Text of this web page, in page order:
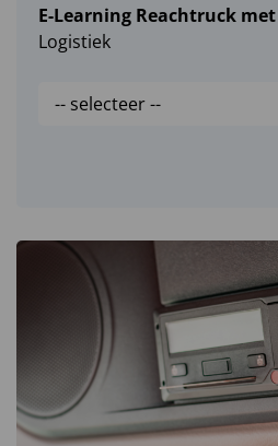
E-Learning Reachtruck met
Logistiek